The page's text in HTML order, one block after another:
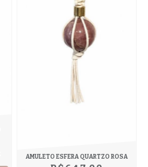
AMULETO ESFERA QUARTZO ROSA